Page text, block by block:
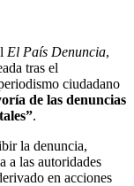
El País Denuncia,
tras el
ciudadano
de las denuncias
.
la denuncia,
a las autoridades
en acciones